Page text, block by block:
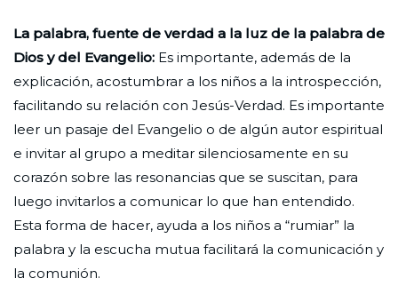
La palabra, fuente de verdad a la luz de la palabra de
Dios y del Evangelio: Es importante, además de la
explicación, acostumbrar a los niños a la introspección,
facilitando su relación con Jesús-Verdad. Es importante
leer un pasaje del Evangelio o de algún autor espiritual
e invitar al grupo a meditar silenciosamente en su
corazón sobre las resonancias que se suscitan, para
luego invitarlos a comunicar lo que han entendido.
Esta forma de hacer, ayuda a los niños a “rumiar” la
palabra y la escucha mutua facilitará la comunicación y
la comunión.